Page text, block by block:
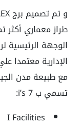
طراز معماري أكثر
الوجهة الرئيسية
الإدارية معتمدا
مع طبيعة مدن
تسمي ب 7 i’s:
I Facilities